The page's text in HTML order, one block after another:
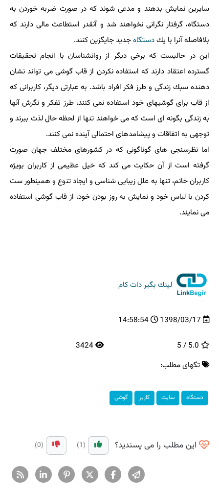
سایرین نمایش بدهند و مدعی شوند كه در صورت ضربه خوردن به
دستگاه، گرفتار نگرانی نخواهند شد و آنقدر استطاعت مالی دارند كه
بلافاصله آنرا با یكدستگاهجدید جایگزین كنند.
این در حالیست كه برخی دیگر از روانشناسان با انجام تحقیقات
گسترده اعتقاد دارند كه استفاده نكردن از قاب گوشی می تواند نشان
دهنده سبك زندگی و طرز فكر افراد باشد. به عبارتی دیگر، كاربرانی كه
از قاب برای گوشیهای خود استفاده نمی كنند، طرز تفكر و نگرش آنها
به زندگی بگونه ای است كه می خواهند تنها از لحظه حال لذت ببرند و
توجهی به اتفاقات و پیشامدهای احتمالی آینده نمی كنند.
اما نظرسنجی های گوناگونی كه در كشورهای مختلف جهان صورت
گرفته است از آن حكایت می كند كه خیل عظیمی از كاربران بویژه
كاربران خانم، تنها به علل زیبایی شناسی و ایجاد تنوع و همینطور ست
كردن با لباس خود و نمایش به روز بودن خود، از قاب گوشی استفاده
می نمایند.
لینك بگیر دات كام
1398/03/17
14:58:54
تگهای مطلب:
دستگاه سایت كاربر گوشی
این مطلب را می پسندید؟ (1)
(0)